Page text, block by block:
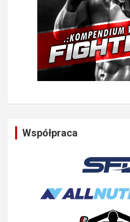
Współpraca